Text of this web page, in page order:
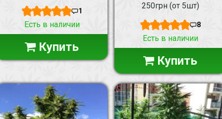
1
Есть в наличии
Купить
250грн (от 5шт)
8
Есть в наличии
Купить